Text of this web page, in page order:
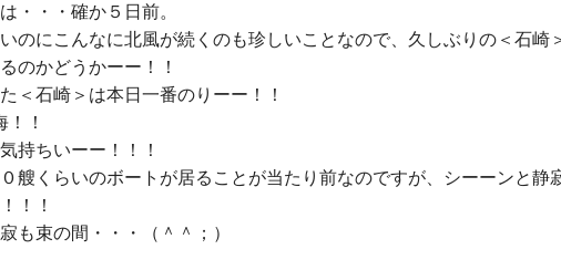
・・・確か５日前。
のにこんなに北風が続くのも珍しいことなので、久しぶりの＜石崎
のかどうかーー！！
＜石崎＞は本日一番のりーー！！
！
持ちいーー！！！
艘くらいのボートが居ることが当たり前なのですが、シーーンと静
！！
も束の間・・・（＾＾；）